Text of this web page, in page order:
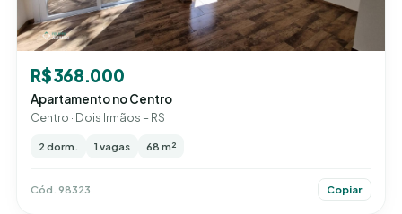
R$ 368.000
Apartamento no Centro
Centro · Dois Irmãos – RS
2 dorm. 1 vagas 68 m²
Cód. 98323 Copiar